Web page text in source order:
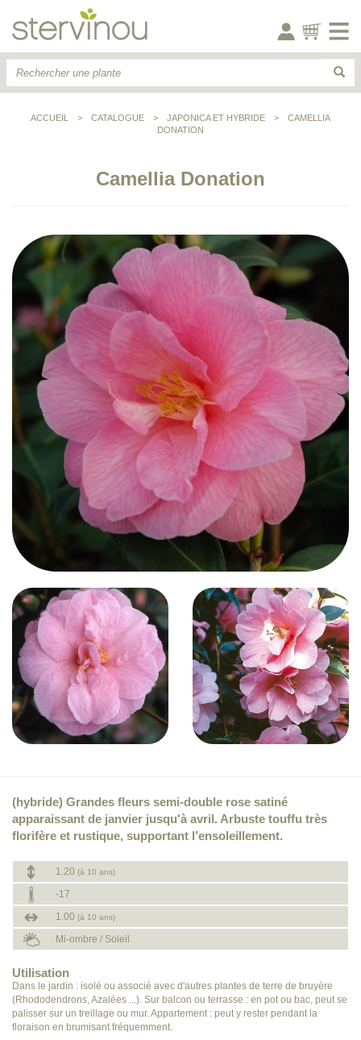
ACCUEIL > CATALOGUE > JAPONICA ET HYBRIDE >
CAMELLIA
DONATION
Camellia Donation
(hybride) Grandes fleurs semi-double rose satiné
apparaissant de janvier jusqu'à avril. Arbuste touffu très
florifère et rustique, supportant l’ensoleillement.
1.20 (à 10 ans)
-17
1.00 (à 10 ans)
Mi-ombre / Soleil
Utilisation
Dans le jardin : isolé ou associé avec d'autres plantes de terre de bruyère
(Rhododendrons, Azalées ...). Sur balcon ou terrasse : en pot ou bac, peut se
palisser sur un treillage ou mur. Appartement : peut y rester pendant la
floraison en brumisant fréquemment.